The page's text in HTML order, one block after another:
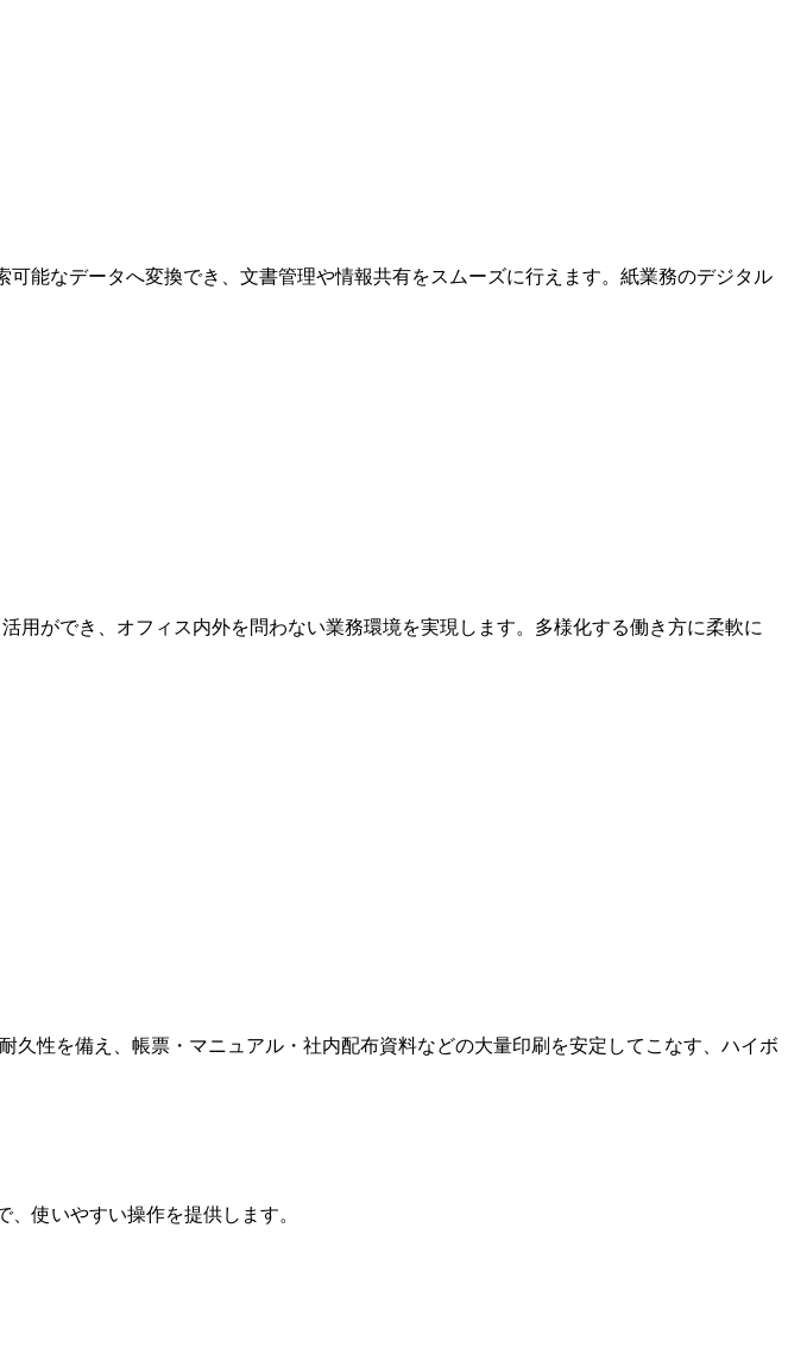
可能なデータへ変換でき、文書管理や情報共有をスムーズに行えます。紙業務のデジタル
用ができ、オフィス内外を問わない業務環境を実現します。多様化する働き方に柔軟に
久性を備え、帳票・マニュアル・社内配布資料などの大量印刷を安定してこなす、ハイボ
使いやすい操作を提供します。